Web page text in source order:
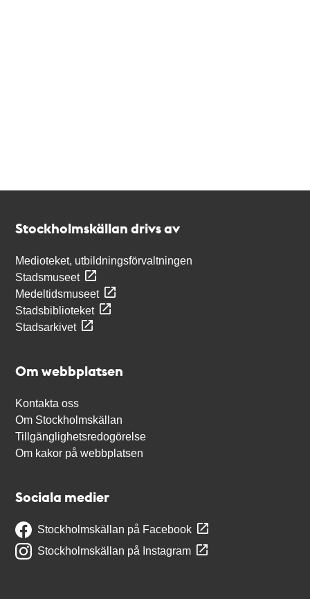
Stockholmskällan drivs av
Medioteket, utbildningsförvaltningen
Stadsmuseet
Medeltidsmuseet
Stadsbiblioteket
Stadsarkivet
Om webbplatsen
Kontakta oss
Om Stockholmskällan
Tillgänglighetsredogörelse
Om kakor på webbplatsen
Sociala medier
Stockholmskällan på Facebook
Stockholmskällan på Instagram